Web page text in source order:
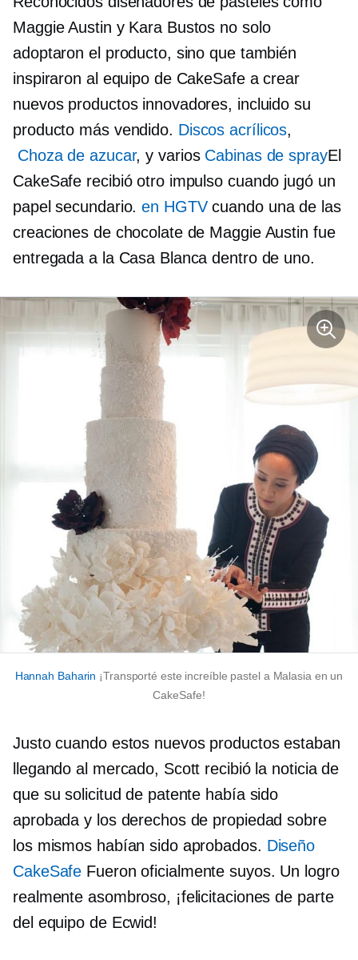
Maggie Austin y Kara Bustos no solo
adoptaron el producto, sino que también
inspiraron al equipo de CakeSafe a crear
nuevos productos innovadores, incluido su
producto más vendido. Discos acrílicos,
Choza de azucar, y varios Cabinas de sprayEl
CakeSafe recibió otro impulso cuando jugó un
papel secundario.en HGTVcuando una de las
creaciones de chocolate de Maggie Austin fue
entregada a la Casa Blanca dentro de uno.
Hannah Baharin ¡Transporté este increíble pastel a Malasia en un
CakeSafe!
Justo cuando estos nuevos productos estaban
llegando al mercado, Scott recibió la noticia de
que su solicitud de patente había sido
aprobada y los derechos de propiedad sobre
los mismos habían sido aprobados. Diseño
CakeSafe Fueron oficialmente suyos. Un logro
realmente asombroso, ¡felicitaciones de parte
del equipo de Ecwid!